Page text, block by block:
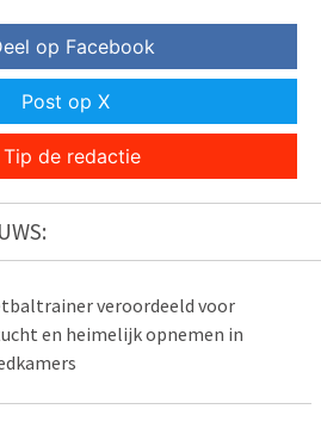
op Facebook
Post op X
Tip de redactie
veroordeeld voor
en heimelijk opnemen in